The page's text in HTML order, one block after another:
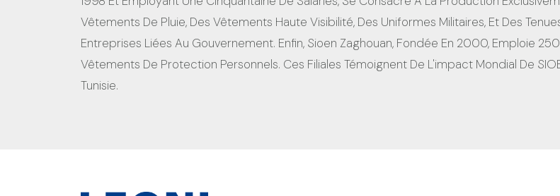
Vêtements De Pluie, Des Vêtements Haute Visibilité, Des Uniformes Militaires, Et Des
Entreprises Liées Au Gouvernement. Enfin, Sioen Zaghouan, Fondée En 2000, Emploie
Vêtements De Protection Personnels. Ces Filiales Témoignent De L'impact Mondial De
Tunisie.